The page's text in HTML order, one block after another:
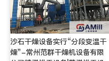
沙石干燥设备实行“分段变温干
燥”-常州范群干燥机设备有限